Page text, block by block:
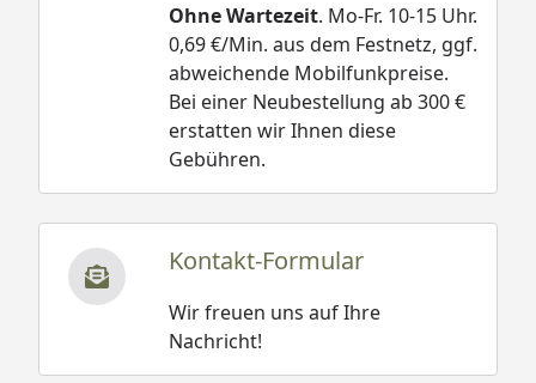
Ohne Wartezeit. Mo-Fr. 10-15 Uhr.
0,69 €/Min. aus dem Festnetz, ggf.
abweichende Mobilfunkpreise.
Bei einer Neubestellung ab 300 €
erstatten wir Ihnen diese
Gebühren.
Kontakt-Formular
Wir freuen uns auf Ihre
Nachricht!